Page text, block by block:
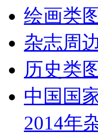
绘画类
杂志周边
历史类
中国国
2014年